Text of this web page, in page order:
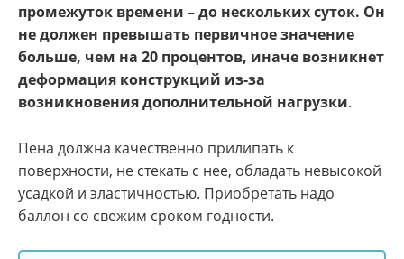
промежуток времени – до нескольких суток. Он
не должен превышать первичное значение
больше, чем на 20 процентов, иначе возникнет
деформация конструкций из-за
возникновения дополнительной нагрузки.
Пена должна качественно прилипать к
поверхности, не стекать с нее, обладать невысокой
усадкой и эластичностью. Приобретать надо
баллон со свежим сроком годности.